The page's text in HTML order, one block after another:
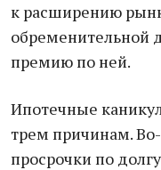
к расширению
обременительной
премию по ней.
Ипотечные
трем причинам.
просрочки по